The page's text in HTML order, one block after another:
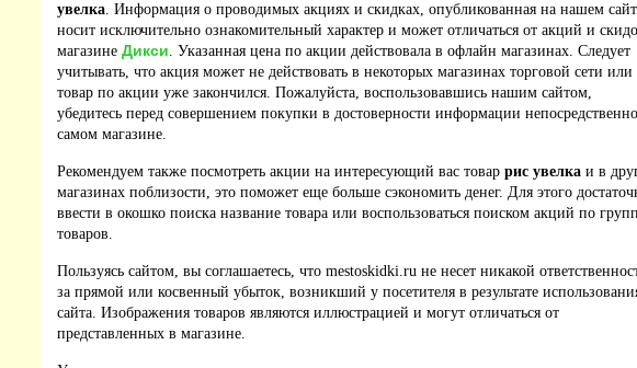
увелка. Информация о проводимых акциях и скидках, опубликованная на нашем
носит исключительно ознакомительный характер и может отличаться от акций и
магазине Дикси. Указанная цена по акции действовала в офлайн магазинах. Следует
учитывать, что акция может не действовать в некоторых магазинах торговой сети или
товар по акции уже закончился. Пожалуйста, воспользовавшись нашим сайтом,
убедитесь перед совершением покупки в достоверности информации
самом магазине.
Рекомендуем также посмотреть акции на интересующий вас товар рис увелка и в
магазинах поблизости, это поможет еще больше сэкономить денег. Для этого
ввести в окошко поиска название товара или воспользоваться поиском акций по
товаров.
Пользуясь сайтом, вы соглашаетесь, что mestoskidki.ru не несет никакой
за прямой или косвенный убыток, возникший у посетителя в результате
сайта. Изображения товаров являются иллюстрацией и могут отличаться от
представленных в магазине.